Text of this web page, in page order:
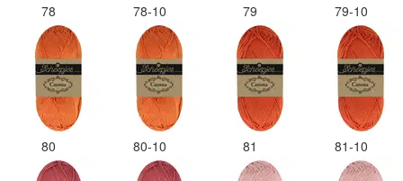
78 78-10 79 79-10
80 80-10 81 81-10